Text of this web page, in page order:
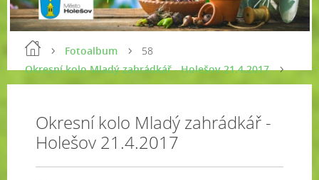
Fotoalbum
Okresní kolo Mladý zahrádkář - Holešov 21.4.2017
58
Okresní kolo Mladý zahrádkář -
Holešov 21.4.2017